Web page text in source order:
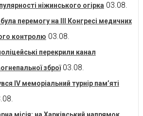
ніжинського огірка 03.08.
перемогу на ІІІ Конгресі медичних
контролю 03.08.
перекрили канал
зброї 03.08.
IV меморіальний турнір пам’яті